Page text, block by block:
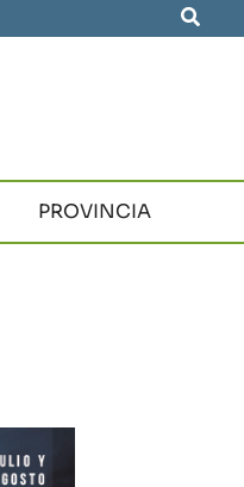
PROVINCIA